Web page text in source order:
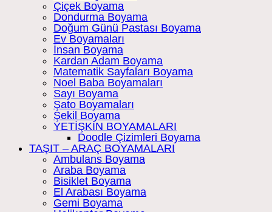
Çiçek Boyama
Dondurma Boyama
Doğum Günü Pastası Boyama
Ev Boyamaları
İnsan Boyama
Kardan Adam Boyama
Matematik Sayfaları Boyama
Noel Baba Boyamaları
Sayı Boyama
Şato Boyamaları
Şekil Boyama
YETİŞKİN BOYAMALARI
Doodle Çizimleri Boyama
TAŞIT – ARAÇ BOYAMALARI
Ambulans Boyama
Araba Boyama
Bisiklet Boyama
El Arabası Boyama
Gemi Boyama